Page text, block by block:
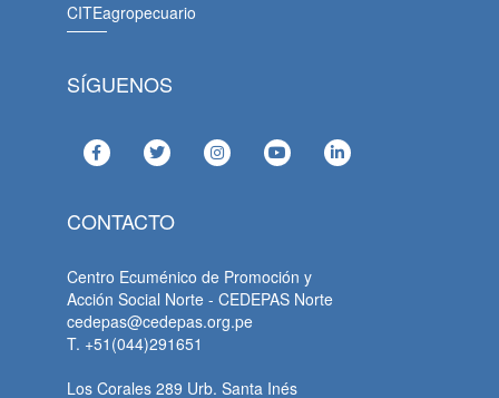
CITEagropecuario
SÍGUENOS
CONTACTO
Centro Ecuménico de Promoción y
Acción Social Norte - CEDEPAS Norte
cedepas@cedepas.org.pe
T. +51(044)291651
Los Corales 289 Urb. Santa Inés